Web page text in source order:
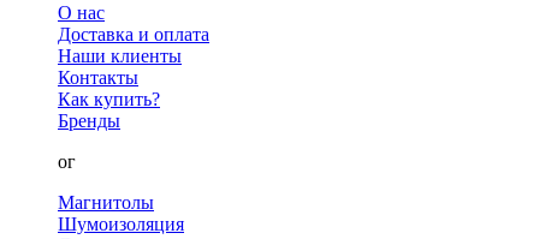
О нас
Доставка и оплата
Наши клиенты
Контакты
Как купить?
Бренды
Каталог
Магнитолы
Шумоизоляция